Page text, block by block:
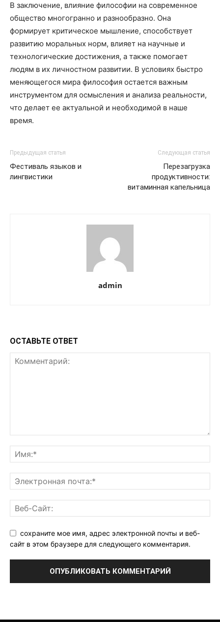
В заключение, влияние философии на современное
общество многогранно и разнообразно. Она
формирует критическое мышление, способствует
развитию моральных норм, влияет на научные и
технологические достижения, а также помогает
людям в их личностном развитии. В условиях быстро
меняющегося мира философия остается важным
инструментом для осмысления и анализа реальности,
что делает ее актуальной и необходимой в наше
время.
Предыдущая статья
Фестиваль языков и
лингвистики
Следующая статья
Перезагрузка
продуктивности:
витаминная капельница
admin
ОСТАВЬТЕ ОТВЕТ
сохраните мое имя, адрес электронной почты и веб-
сайт в этом браузере для следующего комментария.